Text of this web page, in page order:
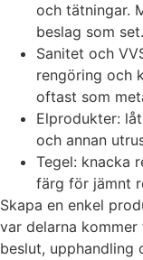
och tätningar.
beslag som set.
Sanitet och
rengöring och
oftast som
Elprodukter:
och annan
Tegel: knacka
färg för jämnt
Skapa en enkel
var delarna
beslut, upphandling